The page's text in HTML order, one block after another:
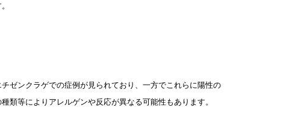
ゼンクラゲでの症例が見られており、一方でこれらに陽性の
類等によりアレルゲンや反応が異なる可能性もあります。